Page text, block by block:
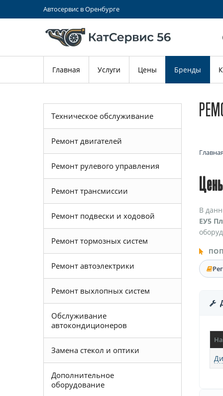
Автосервис в Оренбурге
Главная Услуги Цены Бренды
В
ЕУ5
Техническое обслуживание
Ремонт двигателей
Ремонт рулевого управления
Ремонт трансмиссии
Ремонт подвески и ходовой
Ремонт тормозных систем
Ремонт автоэлектрики
Ремонт выхлопных систем
Обслуживание
автокондиционеров
Замена стекол и оптики
Дополнительное
оборудование